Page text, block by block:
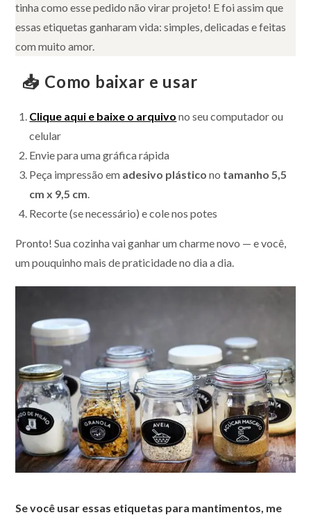
tinha como esse pedido não virar projeto! E foi assim que
essas etiquetas ganharam vida: simples, delicadas e feitas
com muito amor.
📥 Como baixar e usar
Clique aqui e baixe o arquivo no seu computador ou
celular
Envie para uma gráfica rápida
Peça impressão em adesivo plástico no tamanho 5,5
cm x 9,5 cm.
Recorte (se necessário) e cole nos potes
Pronto! Sua cozinha vai ganhar um charme novo — e você,
um pouquinho mais de praticidade no dia a dia.
Se você usar essas etiquetas para mantimentos, me